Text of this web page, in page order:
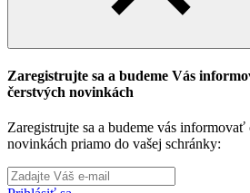
Zaregistrujte sa a budeme Vás
čerstvých novinkách
Zaregistrujte sa a budeme vás informovať
novinkách priamo do vašej schránky: